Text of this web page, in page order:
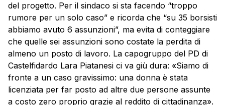
del progetto. Per il sindaco si sta facendo “troppo
rumore per un solo caso” e ricorda che “su 35 borsisti
abbiamo avuto 6 assunzioni”, ma evita di conteggiare
che quelle sei assunzioni sono costate la perdita di
almeno un posto di lavoro. La capogruppo del PD di
Castelfidardo Lara Piatanesi ci va giù dura: «Siamo di
fronte a un caso gravissimo: una donna è stata
licenziata per far posto ad altre due persone assunte
a costo zero proprio grazie al reddito di cittadinanza».